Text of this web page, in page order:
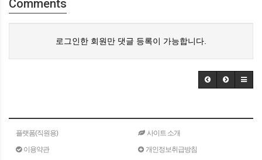
Comments
로그인한 회원만 댓글 등록이 가능합니다.
플랫폼(직원용)
사이트 소개
이용약관
개인정보취급방침